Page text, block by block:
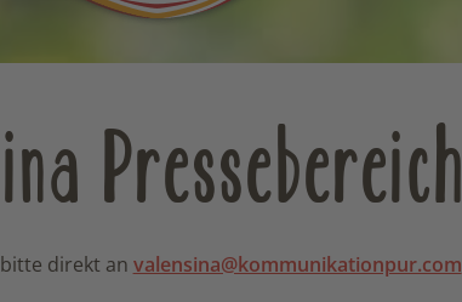
Pressebereich
direkt an valensina@kommunikationpur.com